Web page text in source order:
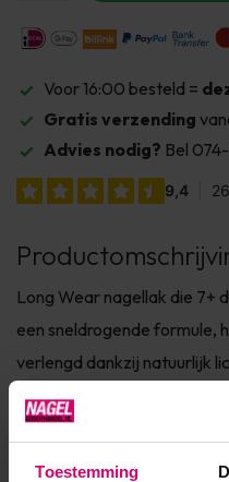
Toestemming
Voor 16:00 besteld =
Gratis verzending
Advies nodig? Bel
Long Wear nagellak die 7+
een sneldrogende formule,
verlengd dankzij natuurlijk
en vitamine E voor de
& 7Free* Verkrijgbaar in
Free: vrij van Parabenen,